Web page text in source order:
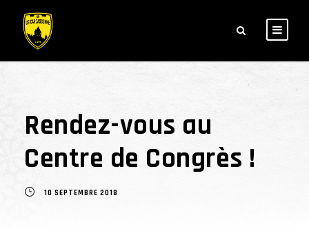
Rendez-vous au
Centre de Congrès !
10 SEPTEMBRE 2018